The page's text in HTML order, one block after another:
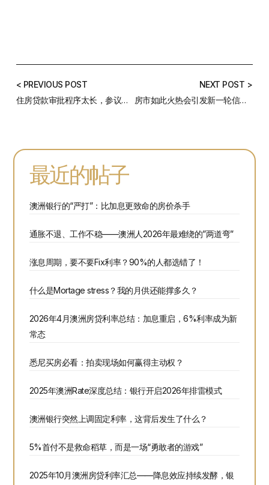
< PREVIOUS POST
住房贷款审批程序太长，参议院委员会支持取消责任放贷法的规划
NEXT POST >
房市如此火热会引发新一轮信贷紧缩吗？
最近的帖子
澳洲银行的“严打”：比加息更致命的房价杀手
通胀不退、工作不稳——澳洲人2026年最难绕的”两道弯”
涨息周期，要不要Fix利率？90%的人都选错了！
什么是Mortage stress？我的月供还能撑多久？
2026年4月澳洲房贷利率总结：加息重启，6%利率成为新
常态
悉尼买房必看：拍卖现场如何赢得主动权？
2025年澳洲Rate深度总结：银行开启2026年排雷模式
澳洲银行突然上调固定利率，这背后发生了什么？
5%首付不是救命稻草，而是一场“勇敢者的游戏”
2025年10月澳洲房贷利率汇总——降息效应持续发酵，银